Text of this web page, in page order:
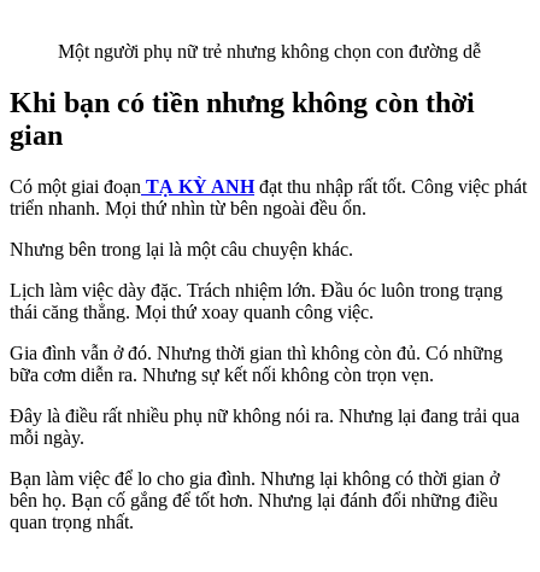
Một người phụ nữ trẻ nhưng không chọn con đường dễ
Khi bạn có tiền nhưng không còn thời
gian
Có một giai đoạn TẠ KỲ ANHđạt thu nhập rất tốt. Công việc phát
triển nhanh. Mọi thứ nhìn từ bên ngoài đều ổn.
Nhưng bên trong lại là một câu chuyện khác.
Lịch làm việc dày đặc. Trách nhiệm lớn. Đầu óc luôn trong trạng
thái căng thẳng. Mọi thứ xoay quanh công việc.
Gia đình vẫn ở đó. Nhưng thời gian thì không còn đủ. Có những
bữa cơm diễn ra. Nhưng sự kết nối không còn trọn vẹn.
Đây là điều rất nhiều phụ nữ không nói ra. Nhưng lại đang trải qua
mỗi ngày.
Bạn làm việc để lo cho gia đình. Nhưng lại không có thời gian ở
bên họ. Bạn cố gắng để tốt hơn. Nhưng lại đánh đổi những điều
quan trọng nhất.